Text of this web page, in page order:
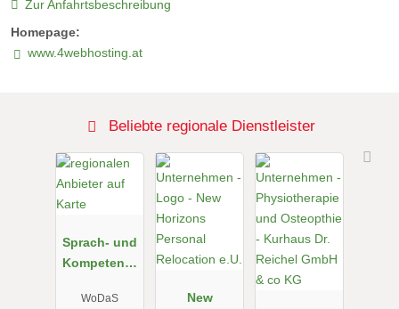
Zur Anfahrtsbeschreibung
Homepage:
www.4webhosting.at
Beliebte regionale Dienstleister
Sprach- und
Kompetenzz
WoDaS
New